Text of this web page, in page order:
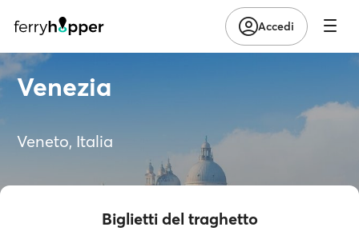
Accedi
Venezia
Veneto, Italia
Biglietti del traghetto